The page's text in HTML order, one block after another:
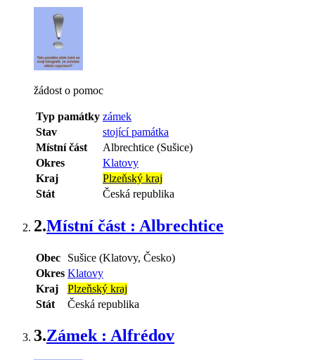
žádost o pomoc
Typ památky zámek
Stav
stojící památka
Místní část
Albrechtice (Sušice)
Okres
Klatovy
Kraj
Plzeňský kraj
Stát
Česká republika
2.Místní část : Albrechtice
Obec
Sušice (Klatovy, Česko)
Okres Klatovy
Kraj
Plzeňský kraj
Stát
Česká republika
3.Zámek : Alfrédov